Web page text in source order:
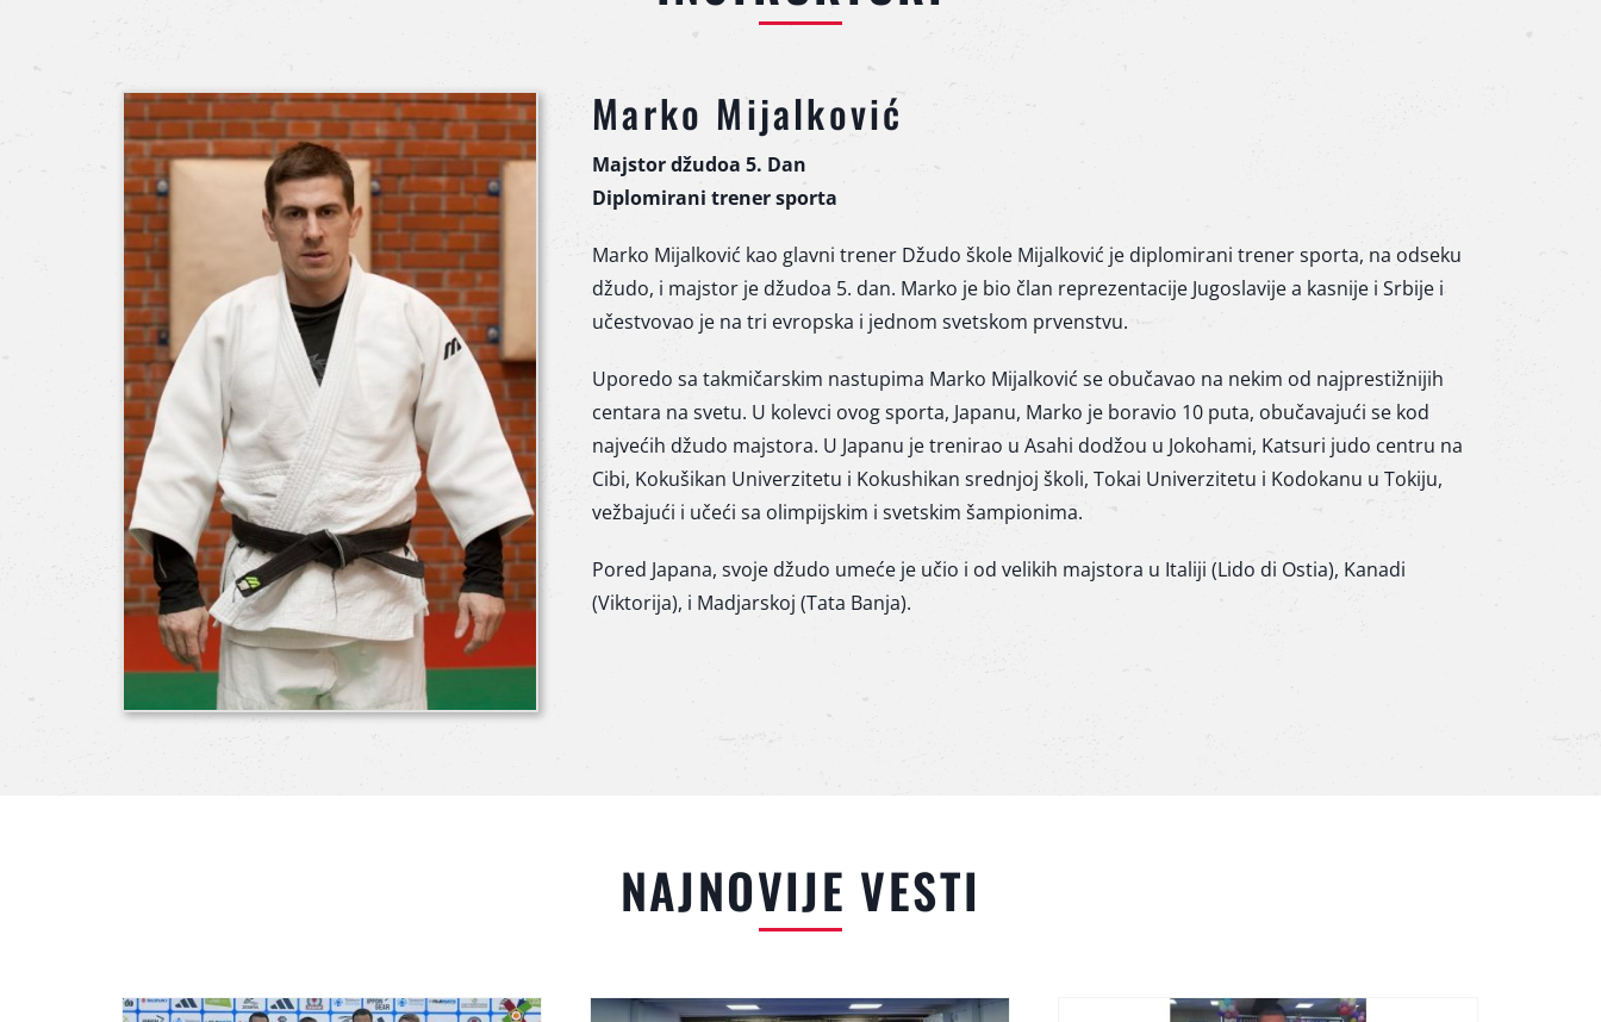
Marko Mijalković
Majstor džudoa 5. Dan
Diplomirani trener sporta
Marko Mijalković kao glavni trener Džudo škole Mijalković je diplomirani trener sporta, na odseku
džudo, i majstor je džudoa 5. dan. Marko je bio član reprezentacije Jugoslavije a kasnije i Srbije i
učestvovao je na tri evropska i jednom svetskom prvenstvu.
Uporedo sa takmičarskim nastupima Marko Mijalković se obučavao na nekim od najprestižnijih
centara na svetu. U kolevci ovog sporta, Japanu, Marko je boravio 10 puta, obučavajući se kod
najvećih džudo majstora. U Japanu je trenirao u Asahi dodžou u Jokohami, Katsuri judo centru na
Cibi, Kokušikan Univerzitetu i Kokushikan srednjoj školi, Tokai Univerzitetu i Kodokanu u Tokiju,
vežbajući i učeći sa olimpijskim i svetskim šampionima.
Pored Japana, svoje džudo umeće je učio i od velikih majstora u Italiji (Lido di Ostia), Kanadi
(Viktorija), i Madjarskoj (Tata Banja).
NAJNOVIJE VESTI